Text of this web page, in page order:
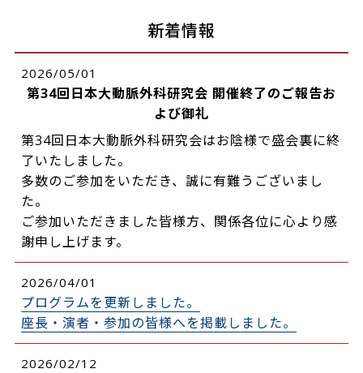
新着情報
2026/05/01
第34回日本大動脈外科研究会 開催終了のご報告お
よび御礼
第34回日本大動脈外科研究会はお陰様で盛会裏に終
了いたしました。
多数のご参加をいただき、誠に有難うございまし
た。
ご参加いただきました皆様方、関係各位に心より感
謝申し上げます。
2026/04/01
プログラムを更新しました。
座長・演者・参加の皆様へを掲載しました。
2026/02/12